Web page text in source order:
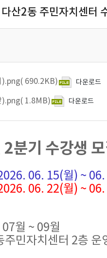
산2동 주민자치센터
).png( 690.2KB) 다운로드
).png( 1.8MB) 다운로드
분기 수강생
06. 15(월) ~
06. 22(월) ~
월 ~ 09월
민자치센터 2층 운